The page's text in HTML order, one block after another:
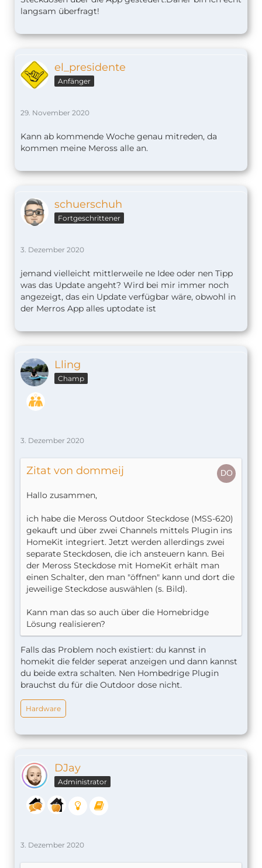
langsam überfragt!
el_presidente
Anfänger
29. November 2020
Kann ab kommende Woche genau mitreden, da
kommen meine Meross alle an.
schuerschuh
Fortgeschrittener
3. Dezember 2020
jemand vielleicht mittlerweile ne Idee oder nen Tipp
was das Update angeht? Wird bei mir immer noch
angezeigt, das ein Update verfügbar wäre, obwohl in
der Merros App alles uptodate ist
Lling
Champ
3. Dezember 2020
Zitat von dommeij
Hallo zusammen,
ich habe die Meross Outdoor Steckdose (MSS-620)
gekauft und über zwei Channels mittels Plugin ins
HomeKit integriert. Jetzt werden allerdings zwei
separate Steckdosen, die ich ansteuern kann. Bei
der Meross Steckdose mit HomeKit erhält man
einen Schalter, den man "öffnen" kann und dort die
jeweilige Steckdose auswählen (s. Bild).
Kann man das so auch über die Homebridge
Lösung realisieren?
Falls das Problem noch existiert: du kannst in
homekit die felder seperat anzeigen und dann kannst
du beide extra schalten. Nen Hombedrige Plugin
brauchst du für die Outdoor dose nicht.
Hardware
DJay
Administrator
3. Dezember 2020